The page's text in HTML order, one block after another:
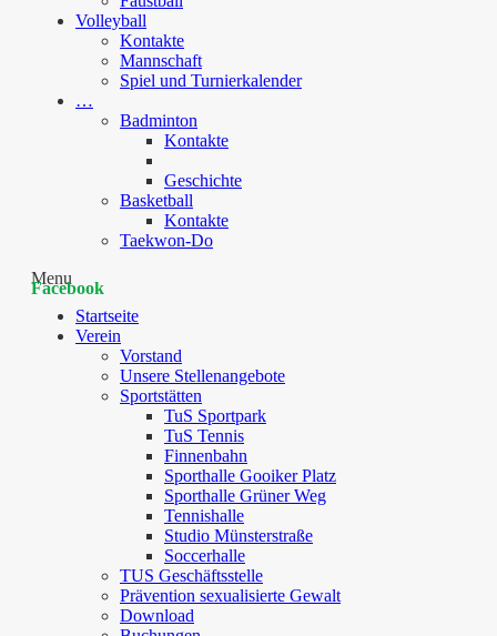
Volleyball
Kontakte
Mannschaft
Spiel und Turnierkalender
…
Badminton
Kontakte
Geschichte
Basketball
Kontakte
Taekwon-Do
Menu
Startseite
Verein
Vorstand
Unsere Stellenangebote
Sportstätten
TuS Sportpark
TuS Tennis
Finnenbahn
Sporthalle Gooiker Platz
Sporthalle Grüner Weg
Tennishalle
Studio Münsterstraße
Soccerhalle
TUS Geschäftsstelle
Prävention sexualisierte Gewalt
Download
Facebook